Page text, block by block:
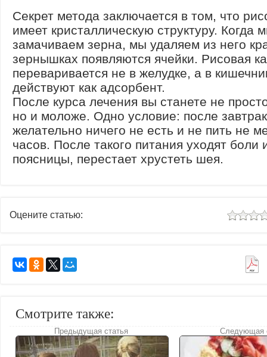
Секрет метода заключается в том, что
имеет кристаллическую структуру. Когда
замачиваем зерна, мы удаляем из него
зернышках появляются ячейки. Рисовая
переваривается не в желудке, а в
действуют как адсорбент.
После курса лечения вы станете не
но и моложе. Одно условие: после
желательно ничего не есть и не пить не
часов. После такого питания уходят боли
поясницы, перестает хрустеть шея.
Оцените статью:
Смотрите также:
Предыдущая статья Следующая